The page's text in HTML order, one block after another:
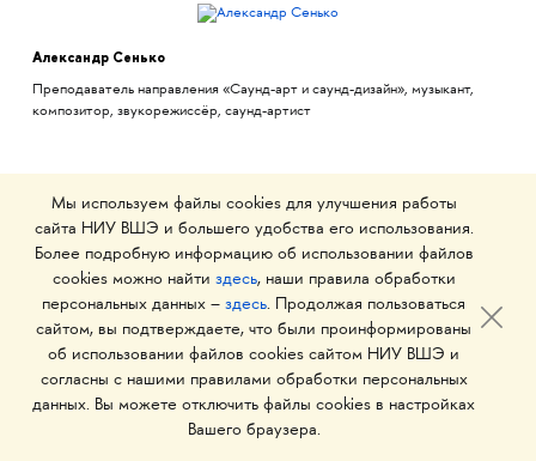
Александр Сенько
Преподаватель направления «Саунд-арт и саунд-дизайн», музыкант,
композитор, звукорежиссёр, саунд-артист
Виктор Черненко
Преподаватель направления «Саунд-арт и саунд-дизайн», композитор,
НОВОСТИ
Мы используем файлы cookies для улучшения работы
сайта НИУ ВШЭ и большего удобства его использования.
Более подробную информацию об использовании файлов
cookies можно найти здесь, наши правила обработки
персональных данных – здесь. Продолжая пользоваться
сайтом, вы подтверждаете, что были проинформированы
об использовании файлов cookies сайтом НИУ ВШЭ и
согласны с нашими правилами обработки персональных
данных. Вы можете отключить файлы cookies в настройках
Вашего браузера.